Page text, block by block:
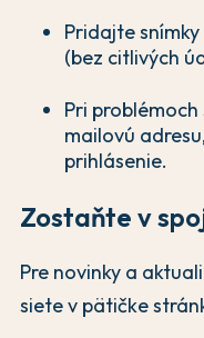
Pridajte
(bez citlivých
Pri
mailovú
prihlásenie.
Zostaňte v
Pre novinky a
siete v pätičke